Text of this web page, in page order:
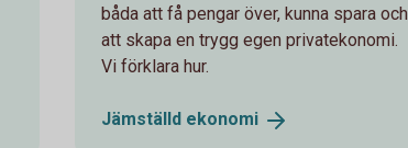
båda att få pengar över, kunna spara och
att skapa en trygg egen privatekonomi.
Vi förklara hur.
Jämställd ekonomi